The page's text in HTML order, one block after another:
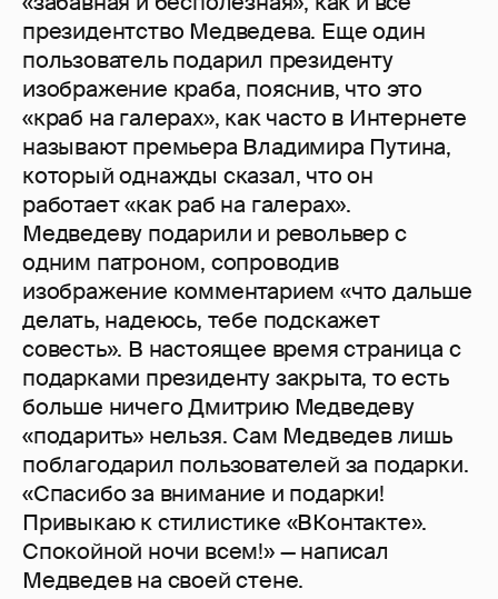
президентство Медведева. Еще один
пользователь подарил президенту
изображение краба, пояснив, что это
«краб на галерах», как часто в Интернете
называют премьера Владимира Путина,
который однажды сказал, что он
работает «как раб на галерах».
Медведеву подарили и револьвер с
одним патроном, сопроводив
изображение комментарием «что дальше
делать, надеюсь, тебе подскажет
совесть». В настоящее время страница с
подарками президенту закрыта, то есть
больше ничего Дмитрию Медведеву
«подарить» нельзя. Сам Медведев лишь
поблагодарил пользователей за подарки.
«Спасибо за внимание и подарки!
Привыкаю к стилистике «ВКонтакте».
Спокойной ночи всем!» — написал
Медведев на своей стене.